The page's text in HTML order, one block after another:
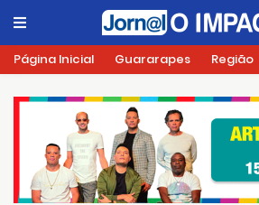
Página Inicial Guararapes Região